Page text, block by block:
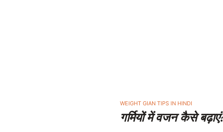
POSTED
IN
WEIGHT GIAN TIPS IN HINDI
गर्मियों में वजन कैसे